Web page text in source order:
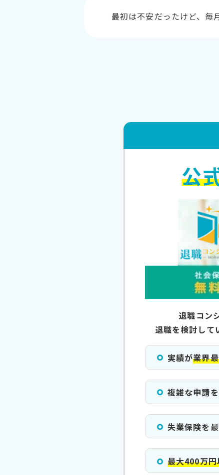
最初は不安だったけど、毎
公
退職コン
退職を検討して
実績が業界
複雑な申請
失業保険を
最大400万